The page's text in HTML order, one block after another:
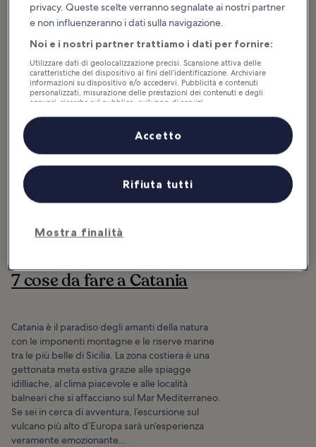
più alto d’Europa sarà un’esperienza veramente emozionante. Le
vicine città di Taormina e Aci Castello...Continua a leggere
7 cose da fare a Catania
Catania è il paradiso degli amanti della natura
con le imponenti montagne e le riserve marine
tra le più belle di Sicilia. La zona costiera è una
gettonata meta estiva grazie alle spiagge
idilliache, al clima piacevole e alle località
balneari che si affacciano sul Mar Mediterraneo.
Se sei in cerca di avventura, l’escursione sul
vulcano più alto d’Europa sarà un’esperienza
veramente emozionante...
privacy. Queste scelte verranno segnalate ai nostri partner
e non influenzeranno i dati sulla navigazione.
Noi e i nostri partner trattiamo i dati per fornire:
Utilizzare dati di geolocalizzazione precisi. Scansione attiva delle
caratteristiche del dispositivo ai fini dell’identificazione. Archiviare
informazioni su dispositivo e/o accedervi. Pubblicità e contenuti
personalizzati, misurazione delle prestazioni dei contenuti e degli
annunci, ricerche sul pubblico, sviluppo di servizi.
Elenco dei partner (fornitori)
Mostra finalità
Rifiuta tutti
Accetto